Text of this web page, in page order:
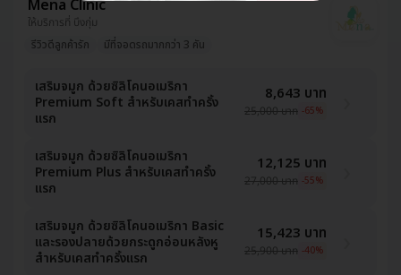
Mena Clinic
ให้บริการที่ บึงกุ่ม
รีวิวดีลูกค้ารัก
มีที่จอดรถมากกว่า 3 คัน
เสริมจมูก ด้วยซิลิโคนอเมริกา
Premium Soft สำหรับเคสทำครั้ง
แรก
8,643 บาท
25,000 บาท -65%
เสริมจมูก ด้วยซิลิโคนอเมริกา
Premium Plus สำหรับเคสทำครั้ง
แรก
12,125 บาท
27,000 บาท -55%
เสริมจมูก ด้วยซิลิโคนอเมริกา Basic
และรองปลายด้วยกระดูกอ่อนหลังหู
สำหรับเคสทำครั้งแรก
15,423 บาท
25,900 บาท -40%